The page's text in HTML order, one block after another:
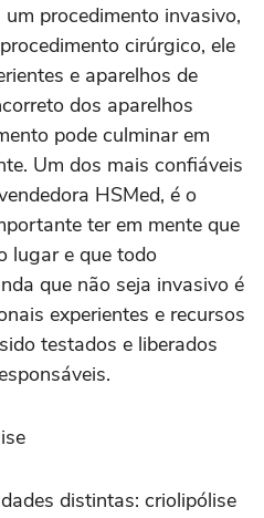
procedimento invasivo,
cirúrgico, ele
e aparelhos de
dos aparelhos
pode culminar em
Um dos mais confiáveis
HSMed, é o
ter em mente que
lugar e que todo
que não seja invasivo é
experientes e recursos
testados e liberados
distintas: criolipólise